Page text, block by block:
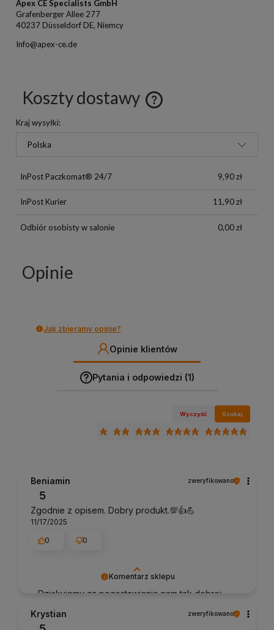
Apex CE Specialists GmbH
Grafenberger Allee 277
40237 Düsseldorf DE, Niemcy
Info@apex-ce.de
Koszty dostawy
Kraj wysyłki:
InPost Paczkomat® 24/7 9,90 zł
InPost Kurier 11,90 zł
Odbiór osobisty w salonie 0,00 zł
Opinie
Jak zbieramy opinie?
Opinie klientów
Pytania i odpowiedzi (1)
Wyczyść Szukaj
Komentarz sklepu
Dziękujemy za pozostawienie nam tak dobrej
klienta i Twoja recenzja potwierdza nasze
Beniamin zweryfikowano
5
Zgodnie z opisem. Dobry produkt.💯👍️💪
11/17/2025
0
0
Krystian zweryfikowano